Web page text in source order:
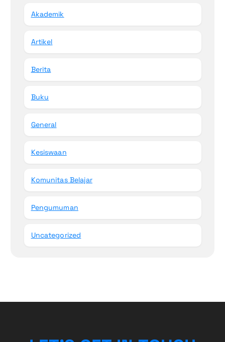
Akademik
Artikel
Berita
Buku
General
Kesiswaan
Komunitas Belajar
Pengumuman
Uncategorized